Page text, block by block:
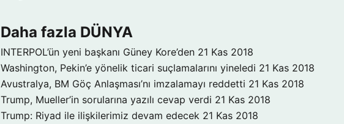
Daha fazla DÜNYA
INTERPOL’ün yeni başkanı Güney Kore’den 21 Kas 2018
Washington, Pekin’e yönelik ticari suçlamalarını yineledi 21 Kas 2018
Avustralya, BM Göç Anlaşması’nı imzalamayı reddetti 21 Kas 2018
Trump, Mueller’in sorularına yazılı cevap verdi 21 Kas 2018
Trump: Riyad ile ilişkilerimiz devam edecek 21 Kas 2018